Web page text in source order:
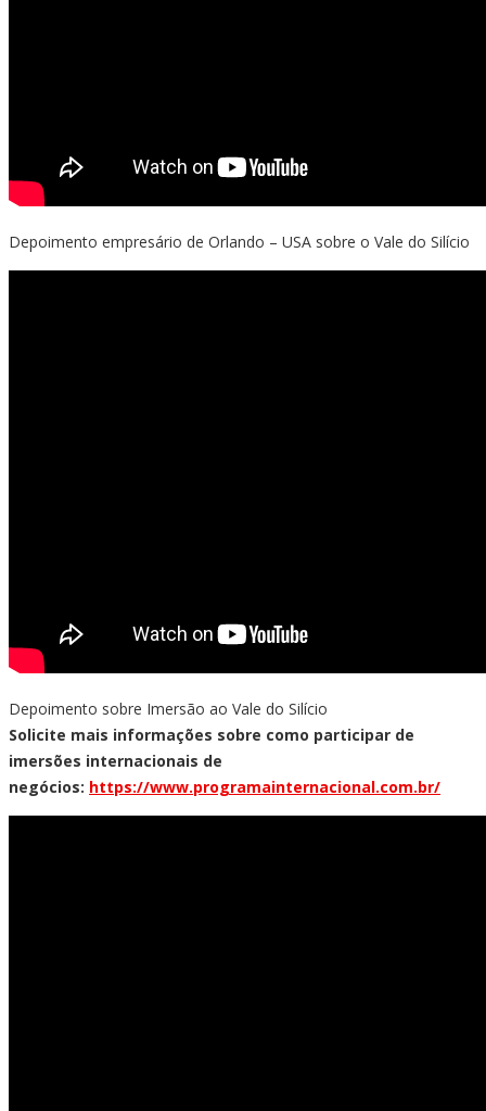
Depoimento empresário de Orlando – USA sobre o Vale do Silício
Depoimento sobre Imersão ao Vale do Silício
Solicite mais informações sobre como participar de
imersões internacionais de
negócios: https://www.programainternacional.com.br/